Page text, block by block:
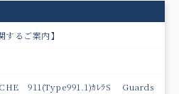
するご案内】
911(Type991.1)ｶﾚﾗS Guards